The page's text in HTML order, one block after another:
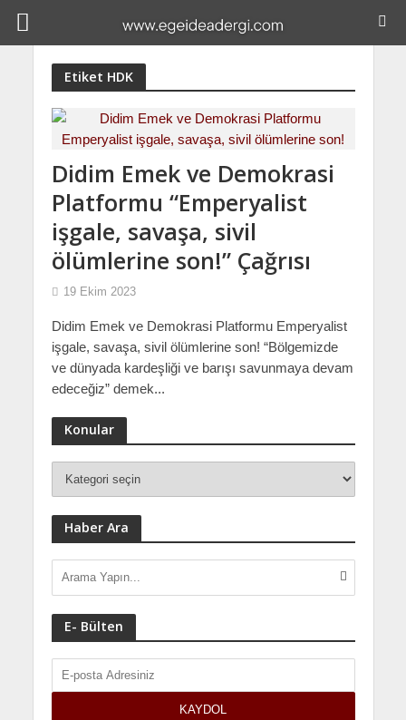
Etiket HDK
Didim Emek ve Demokrasi
Platformu “Emperyalist
işgale, savaşa, sivil
ölümlerine son!” Çağrısı
19 Ekim 2023
Didim Emek ve Demokrasi Platformu Emperyalist
işgale, savaşa, sivil ölümlerine son! “Bölgemizde
ve dünyada kardeşliği ve barışı savunmaya devam
edeceğiz” demek...
Konular
Haber Ara
E- Bülten